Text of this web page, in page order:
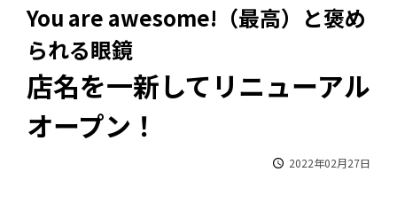
You are awesome!（最高）と褒め
られる眼鏡
店名を一新してリニューアル
オープン！
2022年02月27日